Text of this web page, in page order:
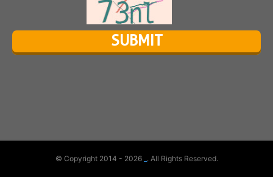
© Copyright 2014 - 2026 . All Rights Reserved.